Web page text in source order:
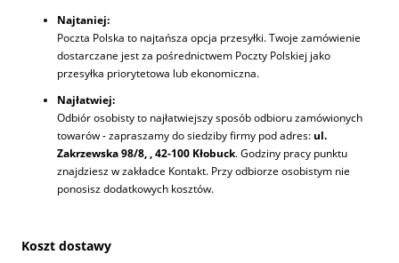
Najtaniej:
Poczta Polska to najtańsza opcja przesyłki. Twoje zamówienie
dostarczane jest za pośrednictwem Poczty Polskiej jako
przesyłka priorytetowa lub ekonomiczna.
Najłatwiej:
Odbiór osobisty ­to najłatwiejszy sposób odbioru zamówionych
towarów - zapraszamy do siedziby firmy pod adres:ul.
Zakrzewska 98/8, , 42-100 Kłobuck. Godziny pracy punktu
znajdziesz w zakładce Kontakt. Przy odbiorze osobistym nie
ponosisz dodatkowych kosztów.
Koszt dostawy